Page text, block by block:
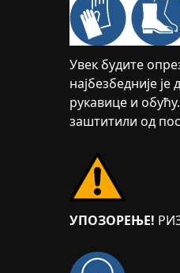
Увек будите
најбезбедније
рукавице и
заштитили од
УПОЗОРЕЊЕ!